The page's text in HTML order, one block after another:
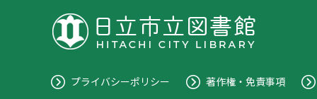
プライバシーポリシー 著作権・免責事項